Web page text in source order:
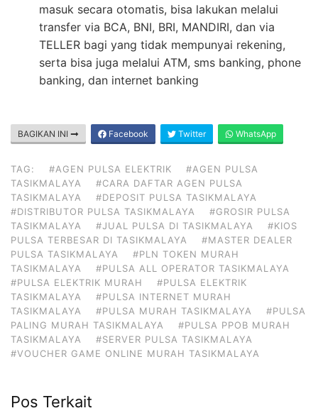
masuk secara otomatis, bisa lakukan melalui
transfer via BCA, BNI, BRI, MANDIRI, dan via
TELLER bagi yang tidak mempunyai rekening,
serta bisa juga melalui ATM, sms banking, phone
banking, dan internet banking
BAGIKAN INI Facebook Twitter WhatsApp
TAG: #AGEN PULSA ELEKTRIK
#AGEN PULSA
TASIKMALAYA
#CARA DAFTAR AGEN PULSA
TASIKMALAYA
#DEPOSIT PULSA TASIKMALAYA
#DISTRIBUTOR PULSA TASIKMALAYA
#GROSIR PULSA
TASIKMALAYA
#JUAL PULSA DI TASIKMALAYA
#KIOS
PULSA TERBESAR DI TASIKMALAYA
#MASTER DEALER
PULSA TASIKMALAYA
#PLN TOKEN MURAH
TASIKMALAYA
#PULSA ALL OPERATOR TASIKMALAYA
#PULSA ELEKTRIK MURAH
#PULSA ELEKTRIK
TASIKMALAYA
#PULSA INTERNET MURAH
TASIKMALAYA
#PULSA MURAH TASIKMALAYA
#PULSA
PALING MURAH TASIKMALAYA
#PULSA PPOB MURAH
TASIKMALAYA
#SERVER PULSA TASIKMALAYA
#VOUCHER GAME ONLINE MURAH TASIKMALAYA
Pos Terkait